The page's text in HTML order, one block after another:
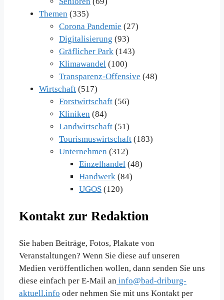
Themen (335)
Corona Pandemie (27)
Digitalisierung (93)
Gräflicher Park (143)
Klimawandel (100)
Transparenz-Offensive (48)
Wirtschaft (517)
Forstwirtschaft (56)
Kliniken (84)
Landwirtschaft (51)
Tourismuswirtschaft (183)
Unternehmen (312)
Einzelhandel (48)
Handwerk (84)
UGOS (120)
Kontakt zur Redaktion
Sie haben Beiträge, Fotos, Plakate von
Veranstaltungen? Wenn Sie diese auf unseren
Medien veröffentlichen wollen, dann senden Sie uns
diese einfach per E-Mail an info@bad-driburg-
aktuell.info oder nehmen Sie mit uns Kontakt per